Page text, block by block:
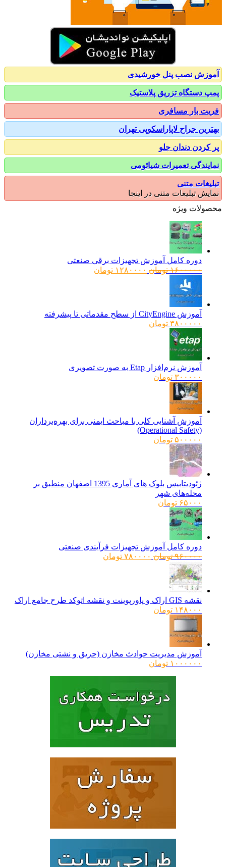
نصب پنل خورشیدی
دستگاه تزریق پلاستیک
بار مسافری
جراح لاپاراسکوپی تهران
دندان جلو
تعمیرات شیائومی
متنی
تبلیغات متنی در اینجا
ویژه
دوره کامل آموزش تجهیزات برقی صنعتی
۱۶۰۰۰۰۰ تومانقیمت
۱۲۸۰۰۰۰ تومانقیمت
آموزش CityEngine از سطح مقدماتی تا پیشرفته
۳۸۰۰۰۰۰ تومان
آموزش نرم‌افزار Etap به صورت تصویری
۳۰۰۰۰۰ تومان
آموزش آشنایی کلی با مباحث ایمنی برای بهره‌برداران
۵۰۰۰۰۰ تومان
ژئودیتابیس بلوک های آماری 1395 اصفهان منطبق بر
محله‌های شهر
۶۵۰۰۰ تومان
دوره کامل آموزش تجهیزات فرآیندی صنعتی
۹۶۰۰۰۰ تومانقیمت
۷۸۰۰۰۰ تومانقیمت
نقشه GIS اراک و پاورپوینت و نقشه اتوکد طرح جامع اراک
۱۴۸۰۰۰ تومان
آموزش مدیریت حوادث مخازن (حریق و نشتی مخازن)
۱۰۰۰۰۰۰ تومان